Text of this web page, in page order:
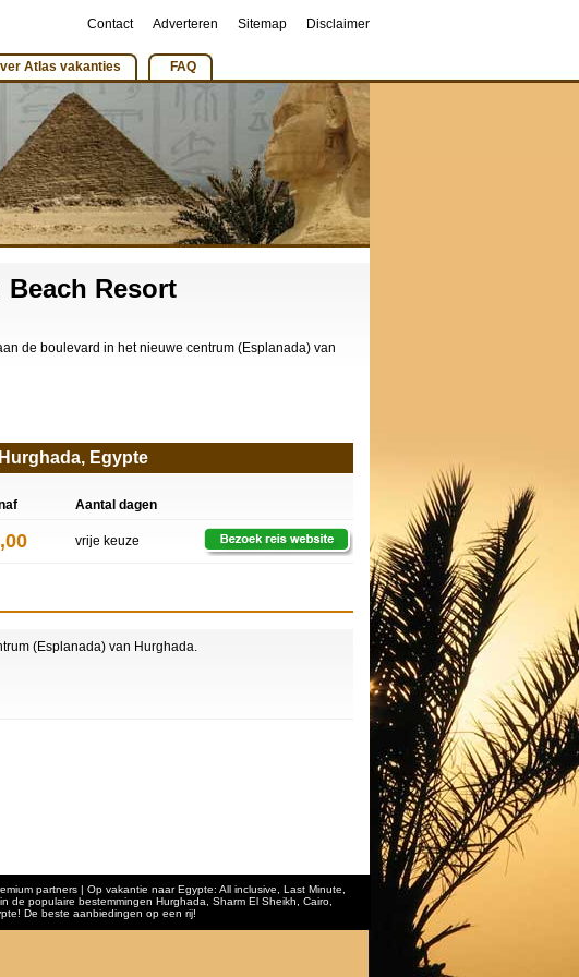
Contact Adverteren Sitemap Disclaimer
Atlas vakanties FAQ
Resort
de boulevard in het nieuwe centrum (Esplanada) van
Egypte
Aantal dagen
vrije keuze
(Esplanada) van Hurghada.
partners | Op vakantie naar Egypte: All inclusive Last Minute
de populaire bestemmingen Hurghada Sharm El Sheikh , Cairo,
De beste aanbiedingen op een rij!